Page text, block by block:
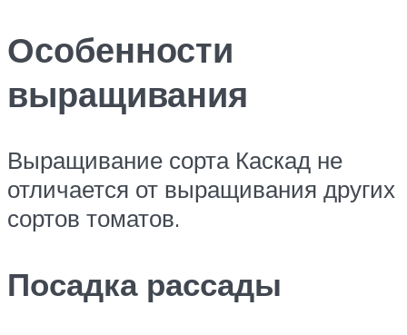
Особенности
выращивания
Выращивание сорта Каскад не
отличается от выращивания других
сортов томатов.
Посадка рассады